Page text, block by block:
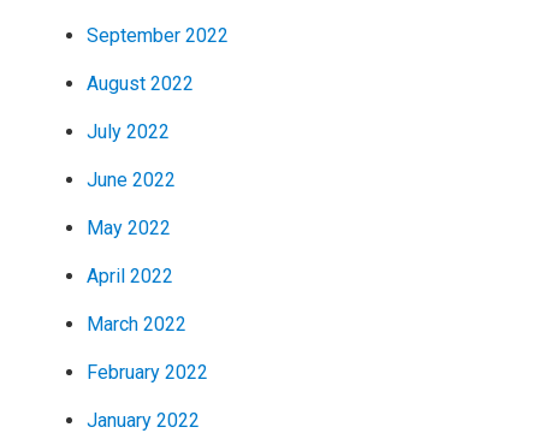
September 2022
August 2022
July 2022
June 2022
May 2022
April 2022
March 2022
February 2022
January 2022